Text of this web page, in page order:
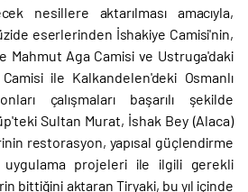
nesillere aktarılması amacıyla,
eserlerinden İshakiye Camisi'nin,
Mahmut Aga Camisi ve Ustruga'daki
ile Kalkandelen'deki Osmanlı
çalışmaları başarılı şekilde
Sultan Murat, İshak Bey (Alaca)
restorasyon, yapısal güçlendirme
projeleri ile ilgili gerekli
bittiğini aktaran Tiryaki, bu yıl içinde